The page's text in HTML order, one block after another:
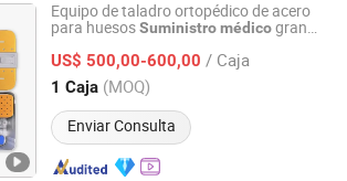
Equipo de taladro ortopédico de acero
para huesosSuministromédicogran
US$ 500,00-600,00 / Caja
1 Caja (MOQ)
Enviar Consulta
Medical Apparatus Co., Ltd.
Desde 2022